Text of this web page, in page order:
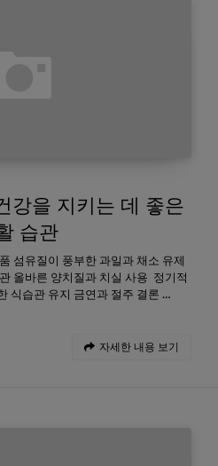
강을 지키는 데 좋은
습관
섬유질이 풍부한 과일과 채소 유제
올바른 양치질과 치실 사용 정기적
식습관 유지 금연과 절주 결론 …
자세한 내용 보기